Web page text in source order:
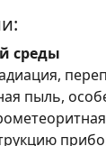
среды
пыль,